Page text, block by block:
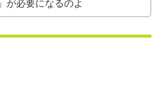
」が必要になるのよ